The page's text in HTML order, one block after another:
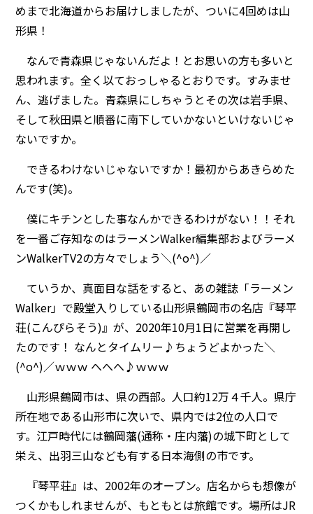
めまで北海道からお届けしましたが、ついに4回めは山
形県！
なんで青森県じゃないんだよ！とお思いの方も多いと
思われます。全く以ておっしゃるとおりです。すみませ
ん、逃げました。青森県にしちゃうとその次は岩手県、
そして秋田県と順番に南下していかないといけないじゃ
ないですか。
できるわけないじゃないですか！最初からあきらめた
んです(笑)。
僕にキチンとした事なんかできるわけがない！！それ
を一番ご存知なのはラーメンWalker編集部およびラーメ
ンWalkerTV2の方々でしょう＼(^o^)／
ていうか、真面目な話をすると、あの雑誌「ラーメン
Walker」で殿堂入りしている山形県鶴岡市の名店『琴平
荘(こんぴらそう)』が、2020年10月1日に営業を再開し
たのです！ なんとタイムリー♪ちょうどよかった＼
(^o^)／ｗｗｗ へへへ♪ｗｗｗ
山形県鶴岡市は、県の西部。人口約12万４千人。県庁
所在地である山形市に次いで、県内では2位の人口で
す。江戸時代には鶴岡藩(通称・庄内藩)の城下町として
栄え、出羽三山なども有する日本海側の市です。
『琴平荘』は、2002年のオープン。店名からも想像が
つくかもしれませんが、もともとは旅館です。場所はJR